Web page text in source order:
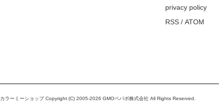
privacy policy
RSS / ATOM
カラーミーショップCopyright (C) 2005-2026 GMOペパボ株式会社 All Rights Reserved.